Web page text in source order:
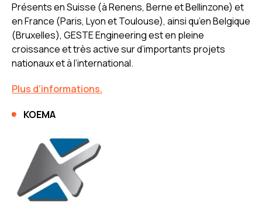
Présents en Suisse (à Renens, Berne et Bellinzone) et
en France (Paris, Lyon et Toulouse), ainsi qu’en Belgique
(Bruxelles), GESTE Engineering est en pleine
croissance et très active sur d’importants projets
nationaux et à l’international.
Plus d’informations.
KOEMA